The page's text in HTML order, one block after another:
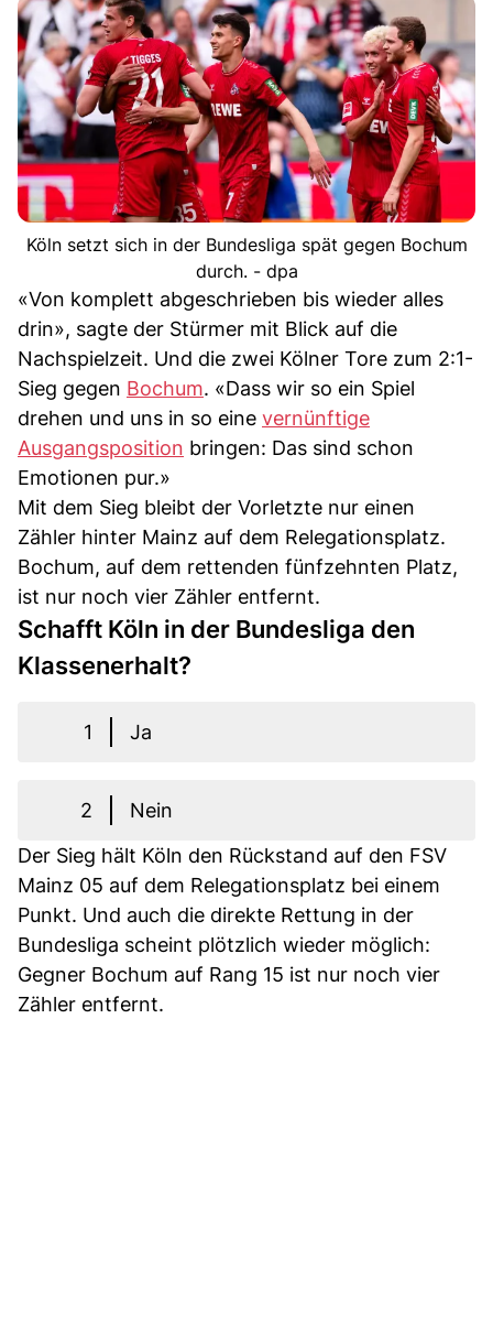
Köln setzt sich in der Bundesliga spät gegen Bochum
durch. - dpa
«Von komplett abgeschrieben bis wieder alles
drin», sagte der Stürmer mit Blick auf die
Nachspielzeit. Und die zwei Kölner Tore zum 2:1-
Sieg gegen Bochum. «Dass wir so ein Spiel
drehen und uns in so eine vernünftige
Ausgangsposition bringen: Das sind schon
Emotionen pur.»
Mit dem Sieg bleibt der Vorletzte nur einen
Zähler hinter Mainz auf dem Relegationsplatz.
Bochum, auf dem rettenden fünfzehnten Platz,
ist nur noch vier Zähler entfernt.
Schafft Köln in der Bundesliga den
Klassenerhalt?
1 Ja
2
Nein
Der Sieg hält Köln den Rückstand auf den FSV
Mainz 05 auf dem Relegationsplatz bei einem
Punkt. Und auch die direkte Rettung in der
Bundesliga scheint plötzlich wieder möglich:
Gegner Bochum auf Rang 15 ist nur noch vier
Zähler entfernt.